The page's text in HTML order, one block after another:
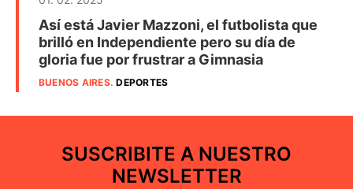
Así está Javier Mazzoni, el futbolista que
brilló en Independiente pero su día de
gloria fue por frustrar a Gimnasia
BUENOS AIRES.DEPORTES
SUSCRIBITE A NUESTRO
NEWSLETTER